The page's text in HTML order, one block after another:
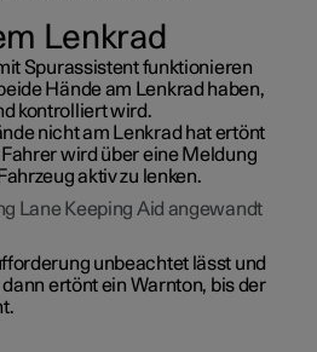
Lenkrad
Spurassistent funktionieren
Hände am Lenkrad haben,
kontrolliert wird.
nicht am Lenkrad hat ertönt
wird über eine Meldung
aktiv zu lenken.
Lane Keeping Aid angewandt
unbeachtet lässt und
ertönt ein Warnton, bis der